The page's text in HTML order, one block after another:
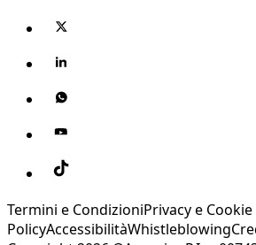
Termini e CondizioniPrivacy e Cookie
PolicyAccessibilitàWhistleblowing